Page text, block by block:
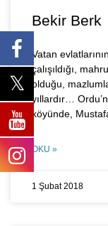
Bekir Berk
Vatan
çalışıldığı,
olduğu,
yıllardır…
köyünde,
OKU »
1 Şubat 2018